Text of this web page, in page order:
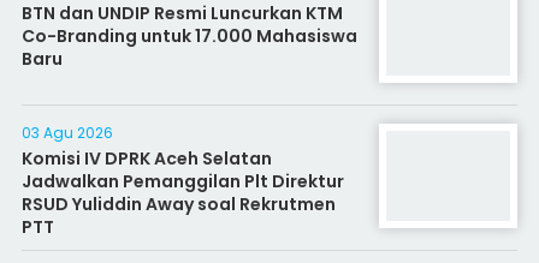
BTN dan UNDIP Resmi Luncurkan KTM
Co-Branding untuk 17.000 Mahasiswa
Baru
03 Agu 2026
Komisi IV DPRK Aceh Selatan
Jadwalkan Pemanggilan Plt Direktur
RSUD Yuliddin Away soal Rekrutmen
PTT